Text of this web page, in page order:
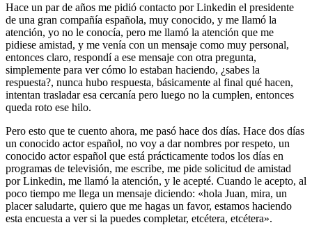
Hace un par de años me pidió contacto por Linkedin el presidente
de una gran compañía española, muy conocido, y me llamó la
atención, yo no le conocía, pero me llamó la atención que me
pidiese amistad, y me venía con un mensaje como muy personal,
entonces claro, respondí a ese mensaje con otra pregunta,
simplemente para ver cómo lo estaban haciendo, ¿sabes la
respuesta?, nunca hubo respuesta, básicamente al final qué hacen,
intentan trasladar esa cercanía pero luego no la cumplen, entonces
queda roto ese hilo.
Pero esto que te cuento ahora, me pasó hace dos días. Hace dos días
un conocido actor español, no voy a dar nombres por respeto, un
conocido actor español que está prácticamente todos los días en
programas de televisión, me escribe, me pide solicitud de amistad
por Linkedin, me llamó la atención, y le acepté. Cuando le acepto, al
poco tiempo me llega un mensaje diciendo: «hola Juan, mira, un
placer saludarte, quiero que me hagas un favor, estamos haciendo
esta encuesta a ver si la puedes completar, etcétera, etcétera».